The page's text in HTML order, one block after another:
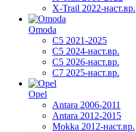
X-Trail 2022-наст.вр.
Omoda
C5 2021-2025
C5 2024-наст.вр.
C5 2026-наст.вр.
C7 2025-наст.вр.
Opel
Antara 2006-2011
Antara 2012-2015
Mokka 2012-наст.вр.